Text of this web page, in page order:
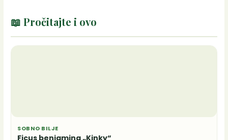
📖 Pročitajte i ovo
SOBNO BILJE
Ficus benjamina „Kinky“